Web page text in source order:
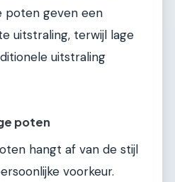
poten geven een
uitstraling, terwijl lage
uitstraling
poten
hangt af van de stijl
voorkeur.